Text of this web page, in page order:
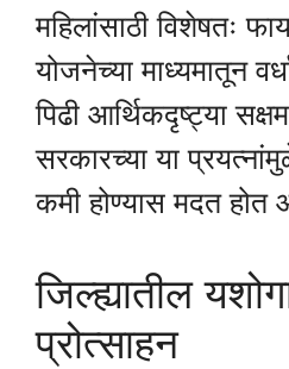
महिलांसाठी विशेषतः
योजनेच्या माध्यमातून
पिढी आर्थिकदृष्ट्या
सरकारच्या या
कमी होण्यास मदत होत
जिल्ह्यातील
प्रोत्साहन